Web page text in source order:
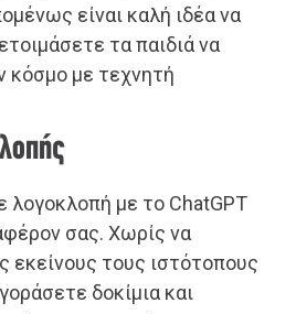
είναι καλή ιδέα να
τα παιδιά να
κόσμο με τεχνητή
λογοκλοπή με το ChatGPT
σας. Χωρίς να
εκείνους τους ιστότοπους
δοκίμια και